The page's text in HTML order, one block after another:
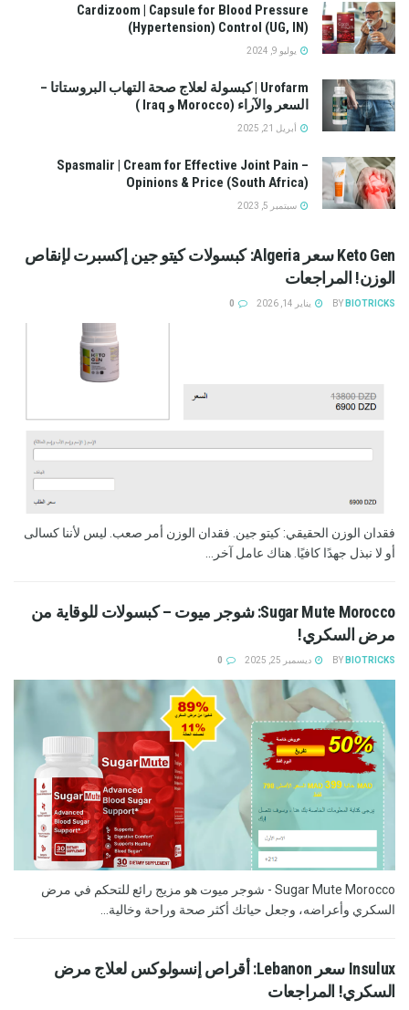
Cardizoom | Capsule for Blood Pressure
(Hypertension) Control (UG, IN)
يوليو 9, 2024
Urofarm | كبسولة لعلاج صحة التهاب البروستاتا –
السعر والآراء (Morocco و Iraq )
أبريل 21, 2025
Spasmalir | Cream for Effective Joint Pain –
Opinions & Price (South Africa)
سبتمبر 5, 2023
Keto Gen سعر Algeria: كبسولات كيتو جين إكسبرت لإنقاص
الوزن! المراجعات
BY BIOTRICKS يناير 14, 2026
فقدان الوزن الحقيقي: كيتو جين. فقدان الوزن أمر صعب. ليس لأننا كسالى
أو لا نبذل جهدًا كافيًا. هناك عامل آخر...
Sugar Mute Morocco: شوجر ميوت – كبسولات للوقاية من
مرض السكري!
BY BIOTRICKS ديسمبر 25, 2025
Sugar Mute Morocco - شوجر ميوت هو مزيج رائع للتحكم في مرض
السكري وأعراضه، وجعل حياتك أكثر صحة وراحة وخالية...
Insulux سعر Lebanon: أقراص إنسولوكس لعلاج مرض
السكري! المراجعات